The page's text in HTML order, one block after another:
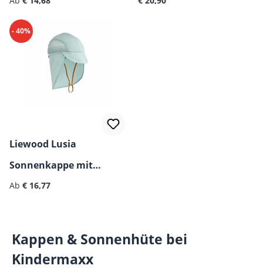
- 40%
Liewood Lusia
Sonnenkappe mit
Nackenklappe
Regulärer Preis:
Ab € 16,77
Kappen & Sonnenhüte bei
Kindermaxx